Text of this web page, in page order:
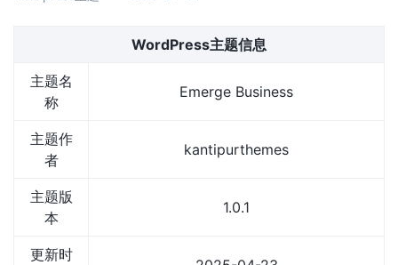
WordPress主题信息
主题名
称
Emerge Business
主题作
者
kantipurthemes
主题版
本
1.0.1
更新时